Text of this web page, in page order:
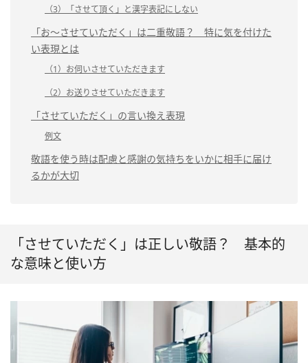
（3）「させて頂く」と漢字表記にしない
「お〜させていただく」は二重敬語？ 特に気を付けた
い表現とは
（1）お伺いさせていただきます
（2）お送りさせていただきます
「させていただく」の言い換え表現
例文
敬語を使う時は配慮と感謝の気持ちをいかに相手に届け
るかが大切
「させていただく」は正しい敬語？ 基本的
な意味と使い方